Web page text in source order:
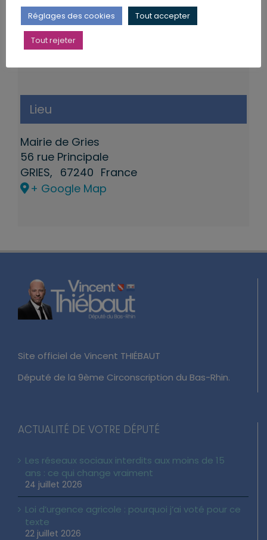
Lieu
Mairie de Gries
56 rue Principale
GRIES, 67240 France
+ Google Map
Site officiel de Vincent THIÉBAUT
Député de la 9ème Circonscription du Bas-Rhin.
ACTUALITÉ DE VOTRE DÉPUTÉ
Les réseaux sociaux interdits aux moins de 15
ans : ce qui change vraiment
24 juillet 2026
Loi d’urgence agricole : pourquoi j’ai voté pour ce
texte
22 juillet 2026
Réglages des cookies Tout accepter
Tout rejeter